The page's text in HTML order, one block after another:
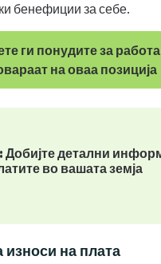
бенефиции за себе.
ги понудите за
на оваа позиција
Добијте детални
во вашата земја
износи на плата